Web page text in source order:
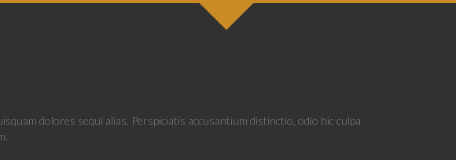
dolores sequi alias. Perspiciatis accusantium distinctio, odio hic culpa